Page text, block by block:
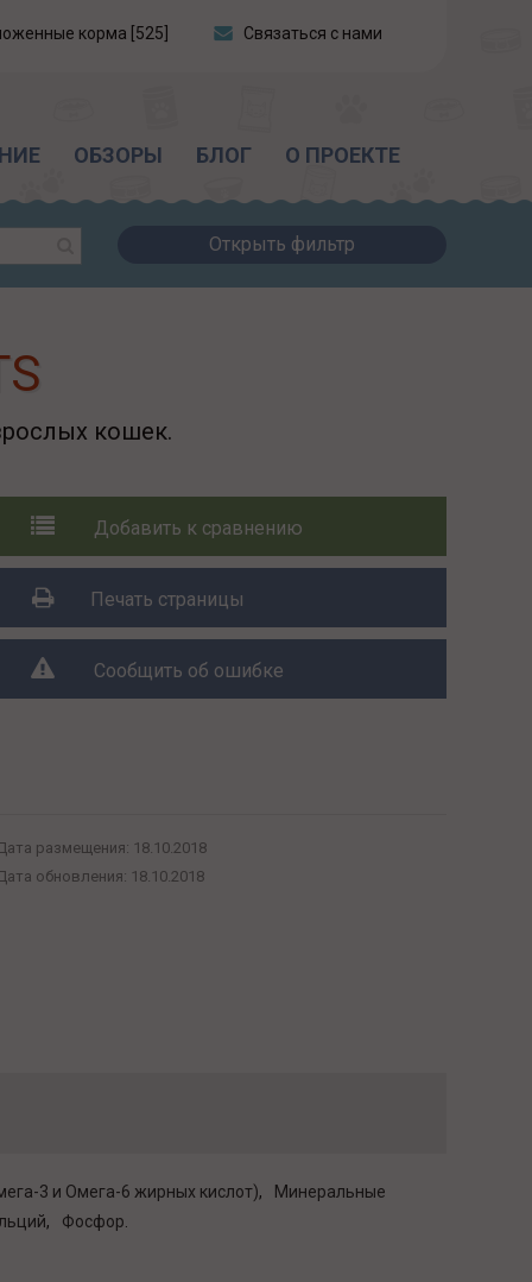
корма [525] Связаться с нами
ОБЗОРЫ БЛОГ О ПРОЕКТЕ
Открыть фильтр
кошек.
Добавить к сравнению
Печать страницы
Сообщить об ошибке
размещения: 18.10.2018
обновления: 18.10.2018
3 и Омега-6 жирных кислот)
Минеральные
Фосфор